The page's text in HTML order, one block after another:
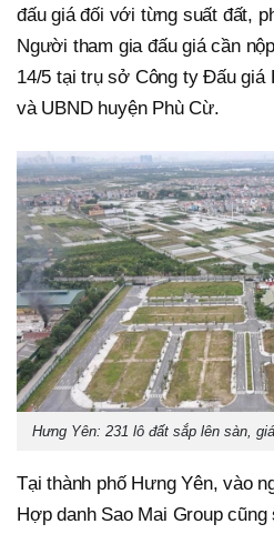
đấu giá đối với từng suất đất,
Người tham gia đấu giá cần
14/5 tại trụ sở Công ty Đấu giá
và UBND huyện Phù Cừ.
Hưng Yên: 231 lô đất sắp lên sàn,
Tại thành phố Hưng Yên, vào
Hợp danh Sao Mai Group